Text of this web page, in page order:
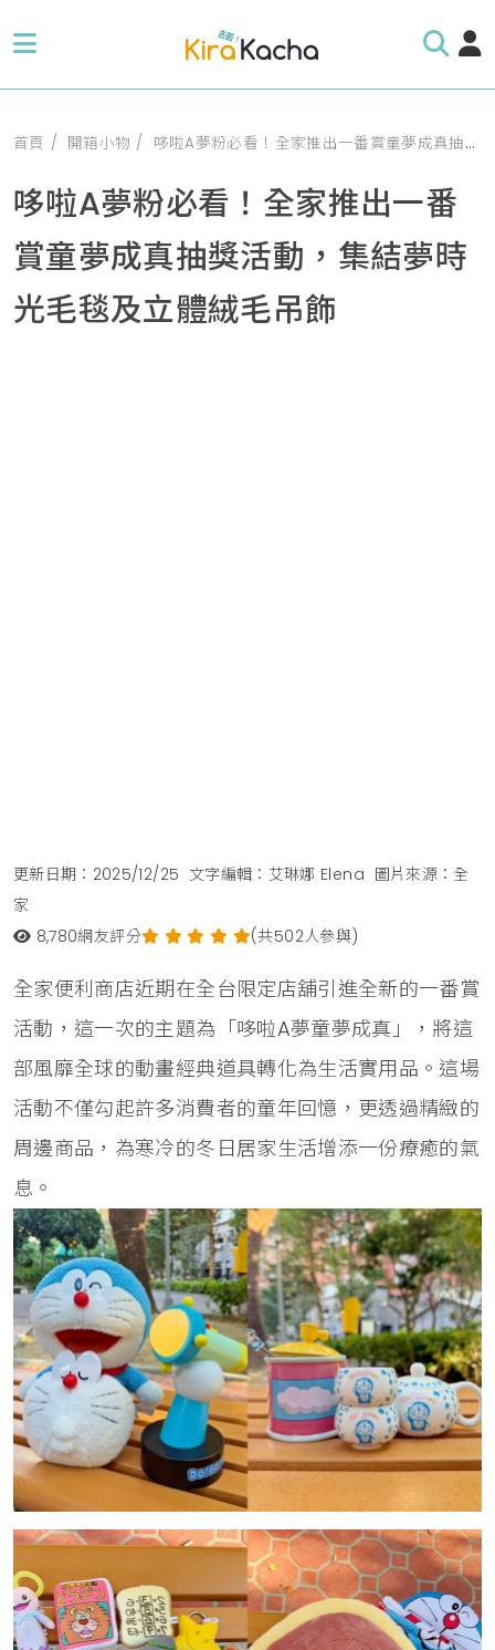
首頁 開箱小物 哆啦A夢粉必看！全家推出一番賞童夢成真抽獎活動，集結夢時光毛毯及立體絨毛吊飾
哆啦A夢粉必看！全家推出一番
賞童夢成真抽獎活動，集結夢時
光毛毯及立體絨毛吊飾
更新日期：2025/12/25 文字編輯：艾琳娜 Elena 圖片來源：全
家
8,780網友評分 (共502人參與)
全家便利商店近期在全台限定店舖引進全新的一番賞
活動，這一次的主題為「哆啦A夢童夢成真」，將這
部風靡全球的動畫經典道具轉化為生活實用品。這場
活動不僅勾起許多消費者的童年回憶，更透過精緻的
周邊商品，為寒冷的冬日居家生活增添一份療癒的氣
息。